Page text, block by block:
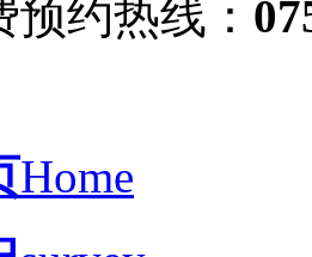
约热线：
Home